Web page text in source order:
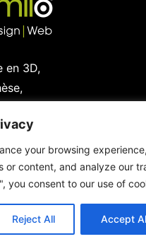
your browsing experience,
or content, and analyze our
you consent to our use of
Reject All Accept
en 3D,